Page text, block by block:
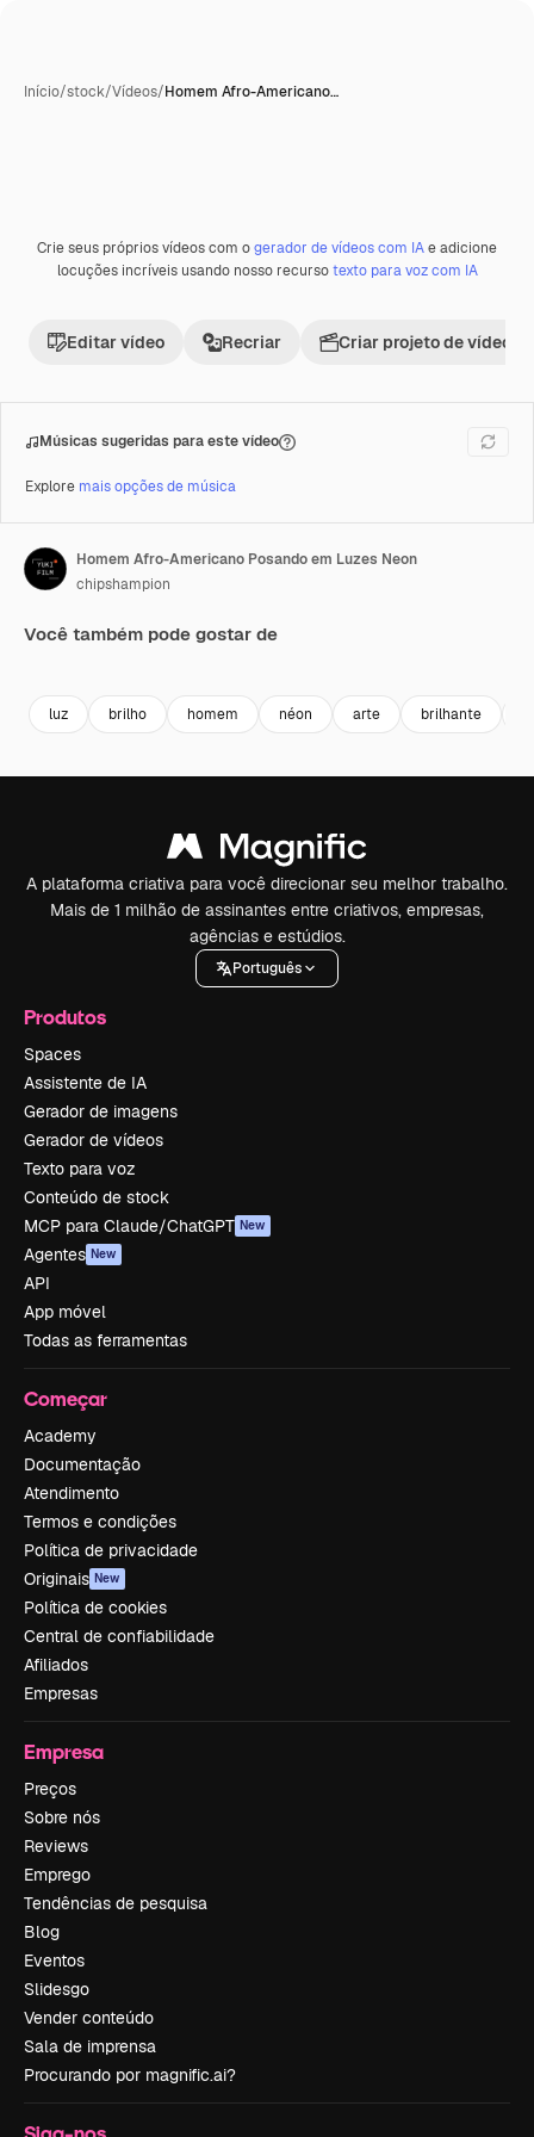
Início/stock/Vídeos/Homem Afro-Americano…
Premium
Crie seus próprios vídeos com ogerador de vídeos com IAe adicione
locuções incríveis usando nosso recursotexto para voz com IA
Editar vídeo Recriar Criar projeto de vídeo
Músicas sugeridas para este vídeo
Explore mais opções de música
Homem Afro-Americano Posando em Luzes Neon
chipshampion
Você também pode gostar de
luz brilho homem néon arte brilhante
A plataforma criativa para você direcionar seu melhor trabalho.
Mais de 1 milhão de assinantes entre criativos, empresas,
agências e estúdios.
Português
Produtos
Spaces
Assistente de IA
Gerador de imagens
Gerador de vídeos
Texto para voz
Conteúdo de stock
MCP para Claude/ChatGPT New
Agentes New
API
App móvel
Todas as ferramentas
Começar
Academy
Documentação
Atendimento
Termos e condições
Política de privacidade
Originais New
Política de cookies
Central de confiabilidade
Afiliados
Empresas
Empresa
Preços
Sobre nós
Reviews
Emprego
Tendências de pesquisa
Blog
Eventos
Slidesgo
Vender conteúdo
Sala de imprensa
Procurando por magnific.ai?